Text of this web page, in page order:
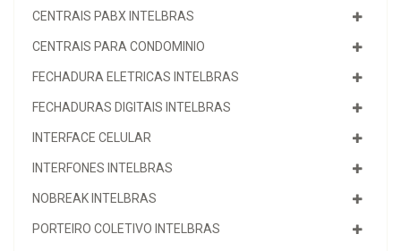
CENTRAIS PABX INTELBRAS
CENTRAIS PARA CONDOMINIO
FECHADURA ELETRICAS INTELBRAS
FECHADURAS DIGITAIS INTELBRAS
INTERFACE CELULAR
INTERFONES INTELBRAS
NOBREAK INTELBRAS
PORTEIRO COLETIVO INTELBRAS